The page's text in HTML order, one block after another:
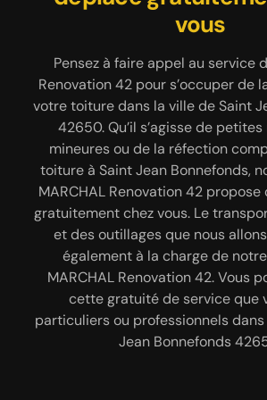
vous
Pensez à faire appel au service
Renovation 42 pour s’occuper de
votre toiture dans la ville de Saint
42650. Qu’il s’agisse de
mineures ou de la réfection
toiture à Saint Jean Bonnefonds,
MARCHAL Renovation 42
gratuitement chez vous. Le
et des outillages que nous
également à la charge de
MARCHAL Renovation 42. Vous
cette gratuité de service que
particuliers ou professionnels
Jean Bonnefonds
Renovation 42
Si votre toiture à Saint Jean
commence à montrer des signes
montre des fuites, à des
pensez à faire appel à une
pour réaliser une inspection, une
rénovation de votre toit. Dans la
Bonnefonds 42650, vous
MARCHAL Renovation 42 pour
Nos équipes de couvreurs 42650
avec minutie votre toiture : les
toiture, la charpente ; cela pour
des éléments de votre toiture
rénover.
Très professionnel dans le
entreprise MARCHAL Renovation
fournir des travaux de qualité et
réparation de toiture àSaint
42650. Nos équipes de couvreurs
réparer différents éléments de
comme : la gouttière, le faîtage, la
les règles de l’art. Grâce aux
utiliser par nos équipes de
de bénéficier d’un travail de
conforme aux normes en vigueur.
que ; sachez que nos travaux sont
d’une garantie